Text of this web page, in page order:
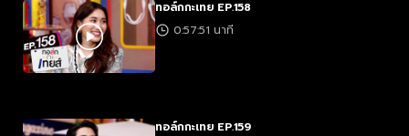
ทอล์กกะเทย EP.158
0:57:51 นาที
ทอล์กกะเทย EP.159